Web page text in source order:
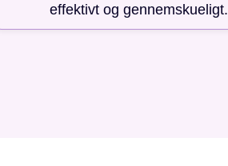
effektivt og gennemskueligt.